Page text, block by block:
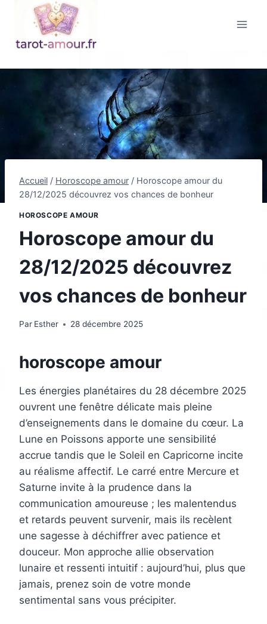
contenu
Accueil / Horoscope amour / Horoscope amour du
28/12/2025 découvrez vos chances de bonheur
HOROSCOPE AMOUR
Horoscope amour du
28/12/2025 découvrez
vos chances de bonheur
Par Esther 28 décembre 2025
horoscope amour
Les énergies planétaires du 28 décembre 2025
ouvrent une fenêtre délicate mais pleine
d’enseignements dans le domaine du cœur. La
Lune en Poissons apporte une sensibilité
accrue tandis que le Soleil en Capricorne incite
au réalisme affectif. Le carré entre Mercure et
Saturne invite à la prudence dans la
communication amoureuse ; les malentendus
et retards peuvent survenir, mais ils recèlent
une sagesse à déchiffrer avec patience et
douceur. Mon approche allie observation
lunaire et ressenti intuitif : aujourd’hui, plus que
jamais, prenez soin de votre monde
sentimental sans vous précipiter.